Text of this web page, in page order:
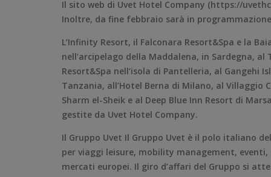
Il sito web di Uvet Hotel Company (https://
Inoltre, da fine febbraio sarà in
L’Infinity Resort, il Falconara Resort&Spa e la
nell’arcipelago della Maddalena, in Sardegna,
Resort&Spa nell’isola di Pantelleria, al Gangehi
Tanzania, all’Hotel Berna di Milano, al Villaggio
Sharm el-Sheik e al Deep Blue Inn Resort di
gestite da Uvet Hotel Company.
Il Gruppo Uvet Il Gruppo Uvet è il polo italiano
per viaggi leisure, mobility management,
mercati europei. Il giro d’affari del Gruppo si